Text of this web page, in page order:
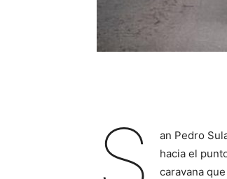
an Pedro
hacia el
caravana